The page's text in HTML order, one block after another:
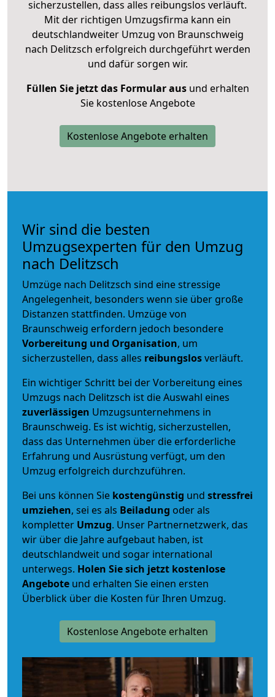
sicherzustellen, dass alles reibungslos verläuft.
Mit der richtigen Umzugsfirma kann ein
deutschlandweiter Umzug von Braunschweig
nach Delitzsch erfolgreich durchgeführt werden
und dafür sorgen wir.
Füllen Sie jetzt das Formular ausund erhalten
Sie kostenlose Angebote
Kostenlose Angebote erhalten
Wir sind die besten
Umzugsexperten für den Umzug
nach Delitzsch
Umzüge nach Delitzsch sind eine stressige
Angelegenheit, besonders wenn sie über große
Distanzen stattfinden. Umzüge von
Braunschweig erfordern jedoch besondere
Vorbereitung und Organisation, um
sicherzustellen, dass alles reibungslosverläuft.
Ein wichtiger Schritt bei der Vorbereitung eines
Umzugs nach Delitzsch ist die Auswahl eines
zuverlässigen Umzugsunternehmens in
Braunschweig. Es ist wichtig, sicherzustellen,
dass das Unternehmen über die erforderliche
Erfahrung und Ausrüstung verfügt, um den
Umzug erfolgreich durchzuführen.
Bei uns können Sie kostengünstig und stressfrei
umziehen, sei es als Beiladung oder als
kompletter Umzug. Unser Partnernetzwerk, das
wir über die Jahre aufgebaut haben, ist
deutschlandweit und sogar international
unterwegs. Holen Sie sich jetzt kostenlose
Angebote und erhalten Sie einen ersten
Überblick über die Kosten für Ihren Umzug.
Kostenlose Angebote erhalten